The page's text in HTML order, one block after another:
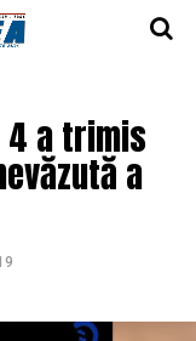
4 a trimis
a